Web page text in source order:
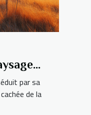
par sa
de la